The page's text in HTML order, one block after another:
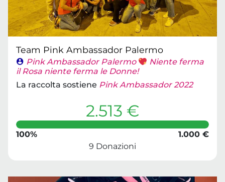
Team Pink Ambassador Palermo
Pink Ambassador Palermo
Niente ferma
il Rosa niente ferma le Donne!
La raccolta sostiene Pink Ambassador 2022
2.513 €
100%
1.000 €
9 Donazioni